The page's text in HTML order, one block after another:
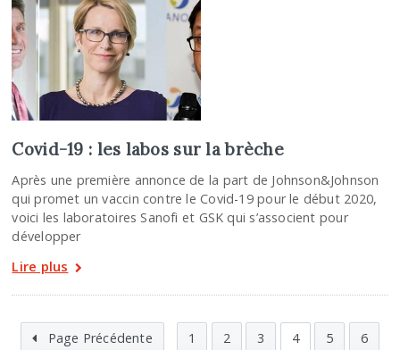
Covid-19 : les labos sur la brèche
Après une première annonce de la part de Johnson&Johnson
qui promet un vaccin contre le Covid-19 pour le début 2020,
voici les laboratoires Sanofi et GSK qui s’associent pour
développer
Lire plus
Page Précédente 1 2 3 4 5
6